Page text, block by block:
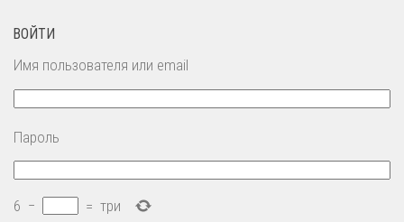
ВОЙТИ
Имя пользователя или email
Пароль
6 − = три